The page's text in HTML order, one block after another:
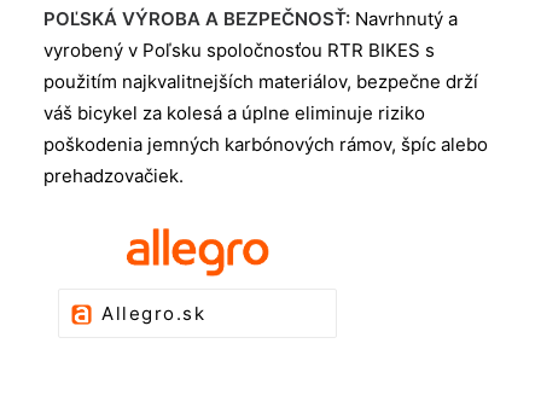
POĽSKÁ VÝROBA A BEZPEČNOSŤ: Navrhnutý a
vyrobený v Poľsku spoločnosťou RTR BIKES s
použitím najkvalitnejších materiálov, bezpečne drží
váš bicykel za kolesá a úplne eliminuje riziko
poškodenia jemných karbónových rámov, špíc alebo
prehadzovačiek.
Allegro.sk